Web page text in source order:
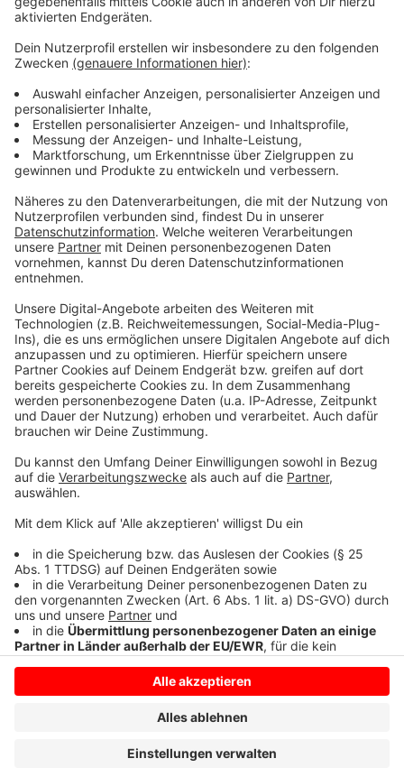
©José Narciandi
NRW-Gesundheitsminister Karl-Josef Laumann stellt
neue App vor
Anzeige
Neues Gesetz verpflichtet Einrichtungen zum
Mitmachen
Anzeige
Möglich macht das ein neues Gesetz, das seit Anfang
des Jahres in Kraft ist: Demnach müssen alle Pflege-
Einrichtungen jeden Tag aufs Neue dem Land
mitteilen, wie stark sie gerade ausgelastet sind. Zu
finden ist die App sowohl über das Apple- als auch das
Google-Angebot und es gibt auch eine Online-Version
unterheimfinder.nrw.de
Anzeige
Anzeige